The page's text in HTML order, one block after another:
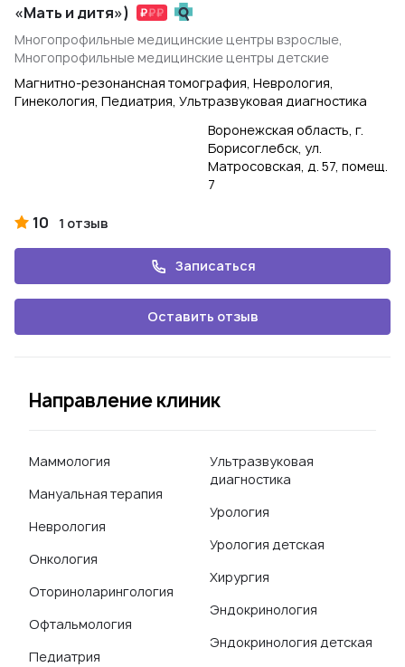
«Мать и дитя»)
Многопрофильные медицинские центры взрослые,
Многопрофильные медицинские центры детские
Магнитно-резонансная томография, Неврология,
Гинекология, Педиатрия, Ультразвуковая диагностика
Воронежская область, г.
Борисоглебск, ул.
Матросовская, д. 57, помещ.
7
10 1 отзыв
Записаться
Оставить отзыв
Направление клиник
Маммология
Мануальная терапия
Неврология
Онкология
Оториноларингология
Офтальмология
Педиатрия
Ультразвуковая
диагностика
Урология
Урология детская
Хирургия
Эндокринология
Эндокринология детская